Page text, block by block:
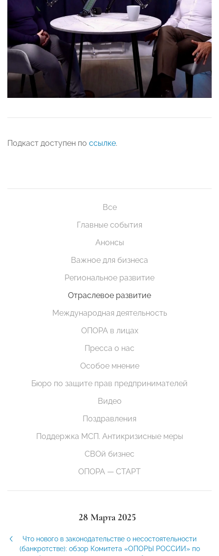
Подкаст доступен по ссылке.
Все
Главные события
Анонсы
Важное для бизнеса
Региональное развитие
Отраслевое развитие
Международная деятельность
ОПОРА в лицах
Пресса о нас
Особое мнение
Бюро по защите прав предпринимателей
Видео
Поздравления
Поддержка МСП. Антикризисные меры
СВОй бизнес
ОПОРА — СТАРТ
28 Марта 2025
Что нового в законодательстве о несостоятельности
(банкротстве): обзор Комитета «ОПОРЫ РОССИИ» по